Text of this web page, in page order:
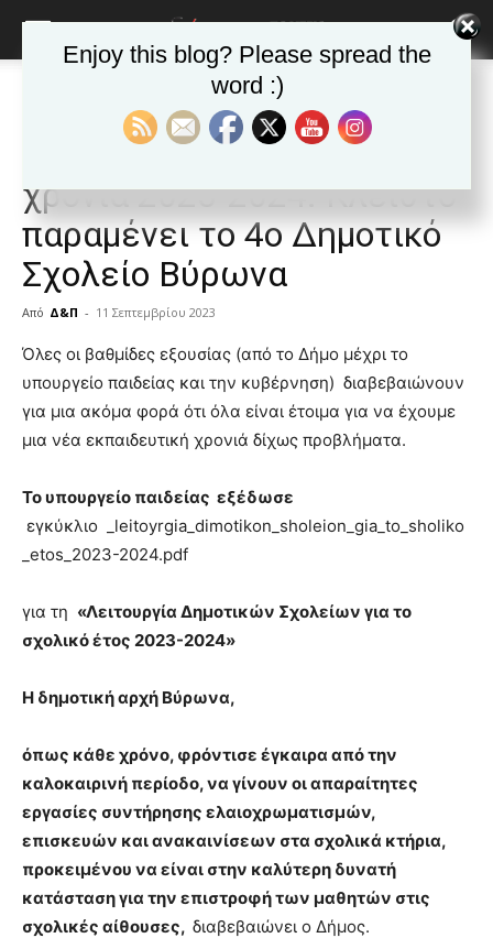
ΒΥΡΩΝΑΣ Τα νέα της Πόλης
Αρχίζει η νέα σχολική
χρονιά 2023-2024. Κλειστό
παραμένει το 4ο Δημοτικό
Σχολείο Βύρωνα
Από Δ&Π - 11 Σεπτεμβρίου 2023
blonde
lesbians
hot
cam
xxx
lyons
teaches
the
of
pornhun
porn
Όλες οι βαθμίδες εξουσίας (από το Δήμο μέχρι το
υπουργείο παιδείας και την κυβέρνηση) διαβεβαιώνουν
για μια ακόμα φορά ότι όλα είναι έτοιμα για να έχουμε
μια νέα εκπαιδευτική χρονιά δίχως προβλήματα.
Το υπουργείο παιδείας εξέδωσε
εγκύκλιο _leitoyrgia_dimotikon_sholeion_gia_to_sholiko
_etos_2023-2024.pdf
για τη «Λειτουργία Δημοτικών Σχολείων για το
σχολικό έτος 2023-2024»
Η δημοτική αρχή Βύρωνα,
όπως κάθε χρόνο, φρόντισε έγκαιρα από την
καλοκαιρινή περίοδο, να γίνουν οι απαραίτητες
εργασίες συντήρησης ελαιοχρωματισμών,
επισκευών και ανακαινίσεων στα σχολικά κτήρια,
προκειμένου να είναι στην καλύτερη δυνατή
κατάσταση για την επιστροφή των μαθητών στις
σχολικές αίθουσες, διαβεβαιώνει ο Δήμος.
Enjoy this blog? Please spread the
word :)